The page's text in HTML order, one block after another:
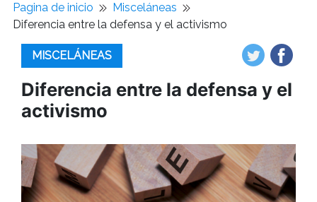
Pagina de inicio
Misceláneas
Diferencia entre la defensa y el activismo
MISCELÁNEAS
Diferencia entre la defensa y el
activismo